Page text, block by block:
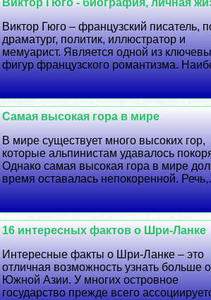
Виктор Гюго - биография, личная
Виктор Гюго – французский писатель,
драматург, политик, иллюстратор и
мемуарист. Является одной из
фигур французского романтизма.
Самая высокая гора в мире
В мире существует много высоких гор,
которые альпинистам удавалось
Однако самая высокая гора в мире
время оставалась непокоренной.
16 интересных фактов о Шри-Ланке
Интересные факты о Шри-Ланке – это
отличная возможность узнать больше о
Южной Азии. У многих островное
государство прежде всего